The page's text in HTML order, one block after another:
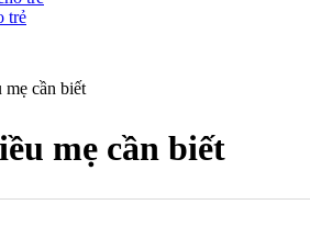
trẻ
mẹ cần biết
mẹ cần biết